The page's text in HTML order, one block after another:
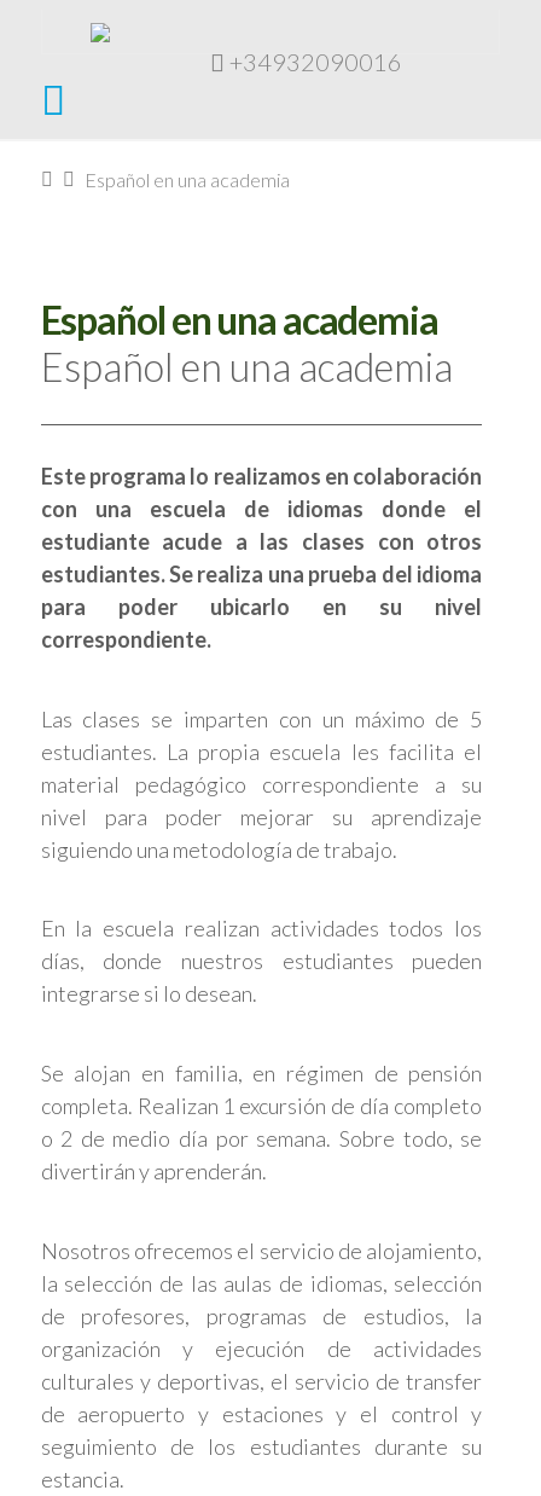
+34932090016
HomeEspañol en una academia
Español en una academia
Español en una academia
Este programa lo realizamos en colaboración
con una escuela de idiomas donde el
estudiante acude a las clases con otros
estudiantes. Se realiza una prueba del idioma
para poder ubicarlo en su nivel
correspondiente.
Las clases se imparten con un máximo de 5
estudiantes. La propia escuela les facilita el
material pedagógico correspondiente a su
nivel para poder mejorar su aprendizaje
siguiendo una metodología de trabajo.
En la escuela realizan actividades todos los
días, donde nuestros estudiantes pueden
integrarse si lo desean.
Se alojan en familia, en régimen de pensión
completa. Realizan 1 excursión de día completo
o 2 de medio día por semana. Sobre todo, se
divertirán y aprenderán.
Nosotros ofrecemos el servicio de alojamiento,
la selección de las aulas de idiomas, selección
de profesores, programas de estudios, la
organización y ejecución de actividades
culturales y deportivas, el servicio de transfer
de aeropuerto y estaciones y el control y
seguimiento de los estudiantes durante su
estancia.